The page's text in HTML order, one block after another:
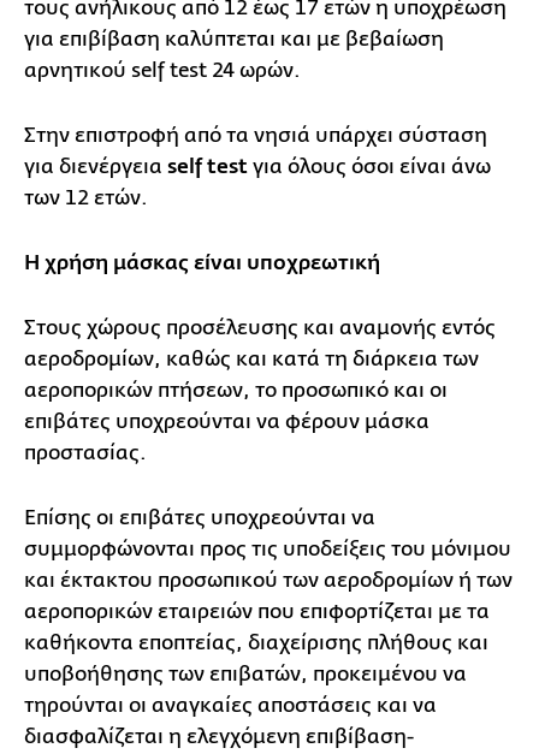
τους ανήλικους από 12 έως 17 ετών η υποχρέωση
για επιβίβαση καλύπτεται και με βεβαίωση
αρνητικού self test 24 ωρών.
Στην επιστροφή από τα νησιά υπάρχει σύσταση
για διενέργεια self test για όλους όσοι είναι άνω
των 12 ετών.
Η χρήση μάσκας είναι υποχρεωτική
Στους χώρους προσέλευσης και αναμονής εντός
αεροδρομίων, καθώς και κατά τη διάρκεια των
αεροπορικών πτήσεων, το προσωπικό και οι
επιβάτες υποχρεούνται να φέρουν μάσκα
προστασίας.
Επίσης οι επιβάτες υποχρεούνται να
συμμορφώνονται προς τις υποδείξεις του μόνιμου
και έκτακτου προσωπικού των αεροδρομίων ή των
αεροπορικών εταιρειών που επιφορτίζεται με τα
καθήκοντα εποπτείας, διαχείρισης πλήθους και
υποβοήθησης των επιβατών, προκειμένου να
τηρούνται οι αναγκαίες αποστάσεις και να
διασφαλίζεται η ελεγχόμενη επιβίβαση-